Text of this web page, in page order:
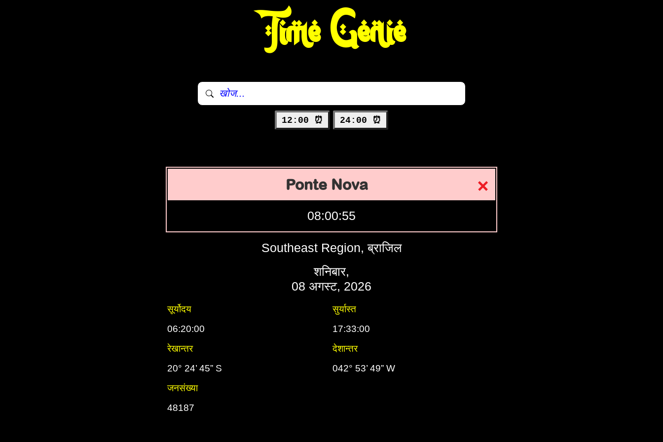
Time Genie
12:00 ⏰ 24:00 ⏰
Ponte Nova
08:00:56
Southeast Region, ब्राजिल
शनिबार,
08 अगस्ट, 2026
सूर्योदय
सुर्यास्त
06:20:00
17:33:00
रेखान्तर
देशान्तर
20° 24’ 45” S
042° 53’ 49” W
जनसंख्या
48187